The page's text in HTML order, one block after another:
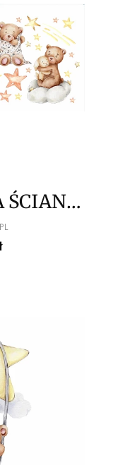
ŚCIANĘ
migle